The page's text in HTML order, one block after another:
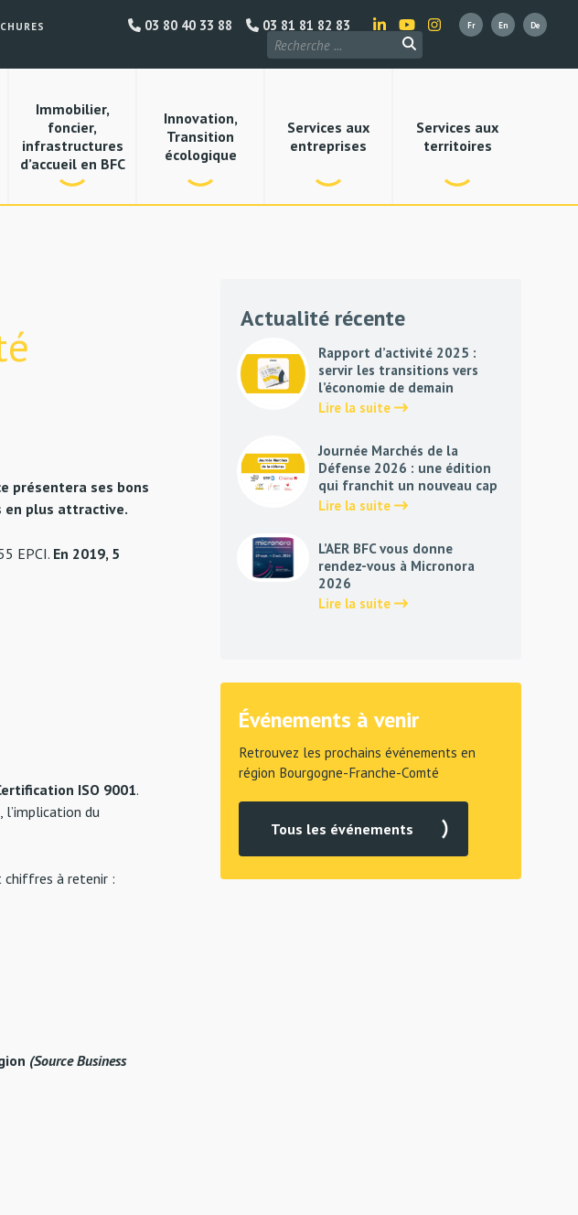
03 81 81 82 83
03 80 40 33 88
Immobilier,
foncier,
infrastructures
d’accueil en BFC
Innovation,
Transition
écologique
Services aux
entreprises
Services aux
territoires
présentera ses bons
en plus attractive.
EPCI. En 2019, 5
ISO 9001.
du
chiffres à retenir :
(Source Business
Actualité récente
Rapport d’activité 2025 :
servir les transitions vers
l’économie de demain
Lire la suite
Journée Marchés de la
Défense 2026 : une édition
qui franchit un nouveau cap
Lire la suite
L’AER BFC vous donne
rendez-vous à Micronora
2026
Lire la suite
Événements à venir
Retrouvez les prochains événements en
région Bourgogne-Franche-Comté
Tous les événements